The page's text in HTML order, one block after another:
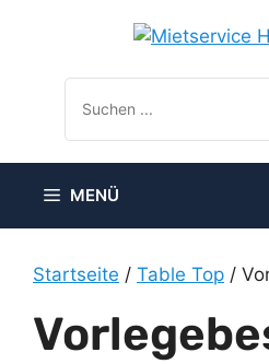
MENÜ
Startseite / Table Top /